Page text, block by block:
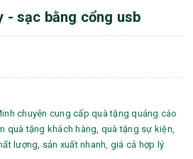
- sạc bằng cổng usb
chuyên cung cấp quà tặng quảng cáo
quà tặng khách hàng, quà tặng sự kiện,
lượng, sản xuất nhanh, giá cả hợp lý